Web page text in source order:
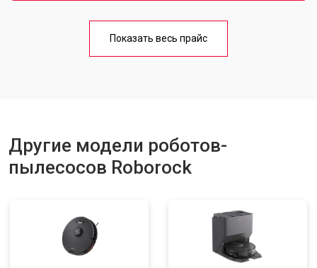
Показать весь прайс
Другие модели роботов-
пылесосов Roborock